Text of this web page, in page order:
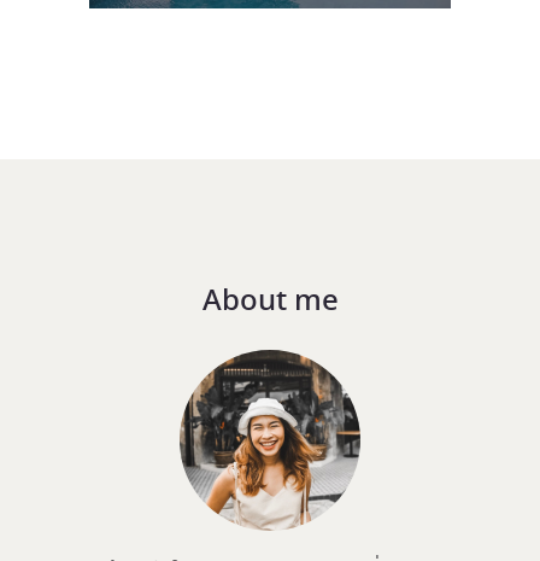
About me